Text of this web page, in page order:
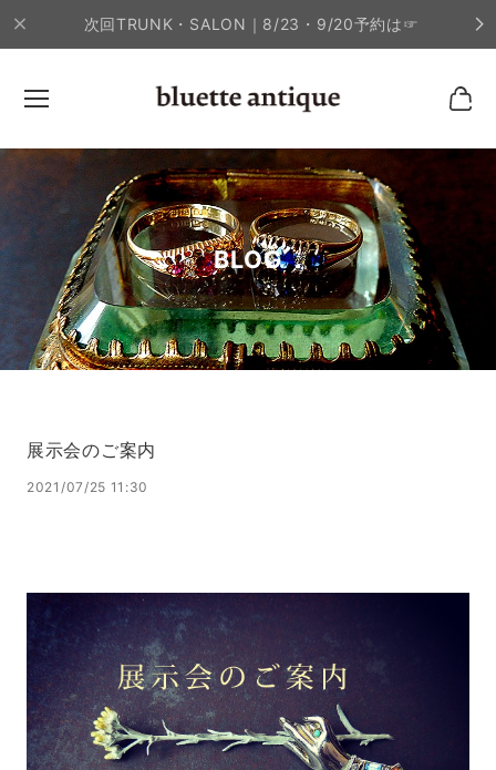
次回TRUNK・SALON｜8/23・9/20予約は☞
BLOG
展示会のご案内
2021/07/25 11:30